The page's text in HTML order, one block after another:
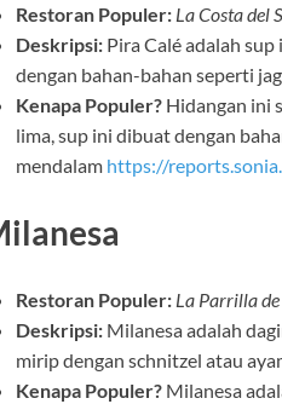
Restoran Populer: La Costa del
Deskripsi: Pira Calé adalah
dengan bahan-bahan seperti
Kenapa Populer? Hidangan ini
lima, sup ini dibuat dengan
mendalam https://
Restoran Populer: La Parrilla
Deskripsi: Milanesa adalah
mirip dengan schnitzel atau
Kenapa Populer? Milanesa